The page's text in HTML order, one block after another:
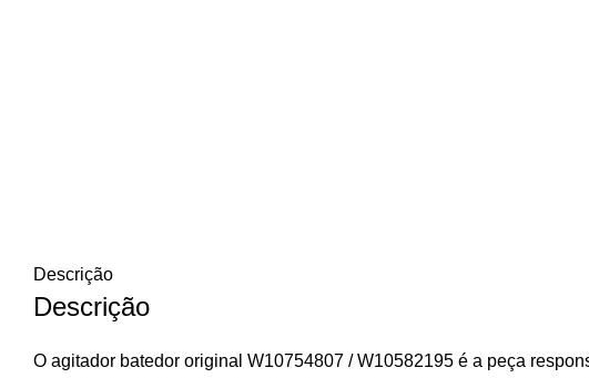
Descrição
Descrição
O agitador batedor original W10754807 / W10582195 é a peça